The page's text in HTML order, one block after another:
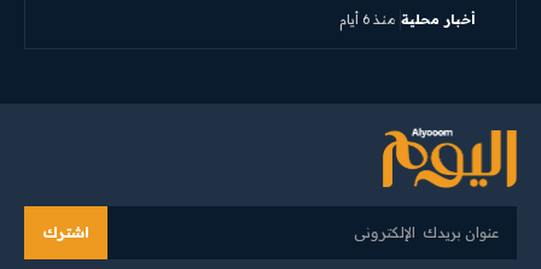
أخبار محلية منذ 6 أيام
اشترك